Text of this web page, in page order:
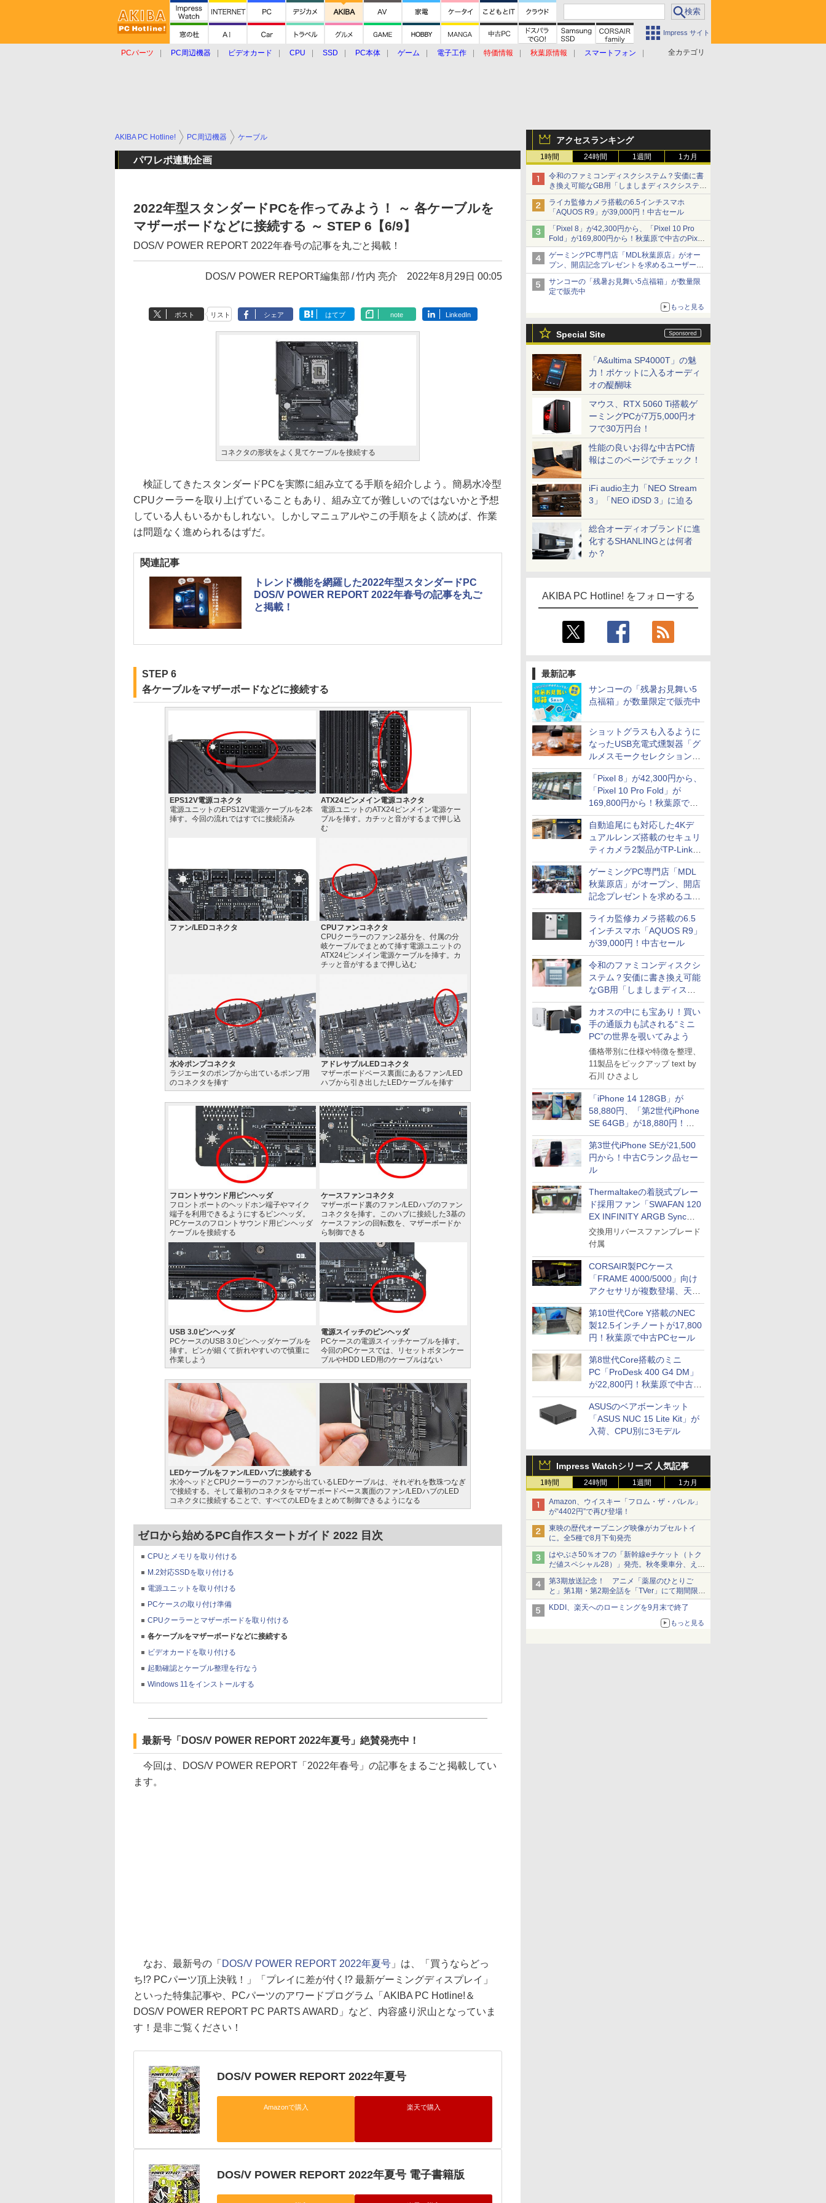
Impress サイト
全カテゴリ
PCパーツ PC周辺機器 ビデオカード CPU SSD PC本体 ゲーム 電子工作 特価情報 秋葉原情報
スマートフォン
アクセスランキング
1時間 24時間 1週間 1カ月
令和のファミコンディスクシステム？安価に書
き換え可能なGB用「しましまディスクシステ
ム」
ライカ監修カメラ搭載の6.5インチスマホ
「AQUOS R9」が39,000円！中古セール
「Pixel 8」が42,300円から、「Pixel 10 Pro
Fold」が169,800円から！秋葉原で中古のPixel
シリーズがお買い得
ゲーミングPC専門店「MDL秋葉原店」がオー
プン、開店記念プレゼントを求めるユーザーが
押し寄せ長蛇の列に
サンコーの「残暑お見舞い5点福箱」が数量限
定で販売中
もっと見る
Special Site
「A&ultima SP4000T」の魅
力！ポケットに入るオーディ
オの醍醐味
マウス、RTX 5060 Ti搭載ゲ
ーミングPCが7万5,000円オ
フで30万円台！
性能の良いお得な中古PC情
報はこのページでチェック！
iFi audio主力「NEO Stream
3」「NEO iDSD 3」に迫る
総合オーディオブランドに進
化するSHANLINGとは何者
か？
AKIBA PC Hotline! をフォローする
最新記事
サンコーの「残暑お見舞い5
点福箱」が数量限定で販売中
ショットグラスも入るように
なったUSB充電式燻製器「グ
ルメスモークセレクション
2」がサンコーから
「Pixel 8」が42,300円から、
「Pixel 10 Pro Fold」が
169,800円から！秋葉原で中
古のPixelシリーズがお買い得
自動追尾にも対応した4Kデ
ュアルレンズ搭載のセキュリ
ティカメラ2製品がTP-Linkか
ら
ゲーミングPC専門店「MDL
秋葉原店」がオープン、開店
記念プレゼントを求めるユー
ザーが押し寄せ長蛇の列に
ライカ監修カメラ搭載の6.5
インチスマホ「AQUOS R9」
が39,000円！中古セール
令和のファミコンディスクシ
ステム？安価に書き換え可能
なGB用「しましまディスク
システム」
カオスの中にも宝あり！買い
手の通販力も試される“ミニ
PC”の世界を覗いてみよう
価格帯別に仕様や特徴を整理、
11製品をピックアップ text by
石川 ひさよし
「iPhone 14 128GB」が
58,880円、「第2世代iPhone
SE 64GB」が18,880円！中
古Bランク品セール
第3世代iPhone SEが21,500
円から！中古Cランク品セー
ル
Thermaltakeの着脱式ブレー
ド採用ファン「SWAFAN 120
EX INFINITY ARGB Sync」
に単品パッケージ
交換用リバースファンブレード
付属
CORSAIR製PCケース
「FRAME 4000/5000」向け
アクセサリが複数登場、天然
木製パネルや背面コネクタ対
応トレイなど
第10世代Core Y搭載のNEC
製12.5インチノートが17,800
円！秋葉原で中古PCセール
第8世代Core搭載のミニ
PC「ProDesk 400 G4 DM」
が22,800円！秋葉原で中古
PCセール
ASUSのベアボーンキット
「ASUS NUC 15 Lite Kit」が
入荷、CPU別に3モデル
Impress Watchシリーズ 人気記事
1時間 24時間 1週間 1カ月
Amazon、ウイスキー「フロム・ザ・バレル」
が“4402円”で再び登場！
東映の歴代オープニング映像がカプセルトイ
に。全5種で8月下旬発売
はやぶさ50％オフの「新幹線eチケット（トク
だ値スペシャル28）」発売。秋冬乗車分、えき
ねっと限定
第3期放送記念！ アニメ「薬屋のひとりご
と」第1期・第2期全話を「TVer」にて期間限定
で順次無料配信開始
KDDI、楽天へのローミングを9月末で終了
もっと見る
AKIBA PC Hotline! PC周辺機器 ケーブル
パワレポ連動企画
2022年型スタンダードPCを作ってみよう！ ～ 各ケーブルを
マザーボードなどに接続する ～ STEP 6【6/9】
DOS/V POWER REPORT 2022年春号の記事を丸ごと掲載！
DOS/V POWER REPORT編集部 竹内 亮介 2022年8月29日 00:05
ポスト リスト シェア はてブ note LinkedIn
コネクタの形状をよく見てケーブルを接続する
検証してきたスタンダードPCを実際に組み立てる手順を紹介しよう。簡易水冷型
CPUクーラーを取り上げていることもあり、組み立てが難しいのではないかと予想
している人もいるかもしれない。しかしマニュアルやこの手順をよく読めば、作業
は問題なく進められるはずだ。
関連記事
トレンド機能を網羅した2022年型スタンダードPC
DOS/V POWER REPORT 2022年春号の記事を丸ご
と掲載！
STEP 6
各ケーブルをマザーボードなどに接続する
EPS12V電源コネクタ
電源ユニットのEPS12V電源ケーブルを2本
挿す。今回の流れではすでに接続済み
ATX24ピンメイン電源コネクタ
電源ユニットのATX24ピンメイン電源ケー
ブルを挿す。カチッと音がするまで押し込
む
ファン/LEDコネクタ
CPUファンコネクタ
CPUクーラーのファン2基分を、付属の分
岐ケーブルでまとめて挿す電源ユニットの
ATX24ピンメイン電源ケーブルを挿す。カ
チッと音がするまで押し込む
水冷ポンプコネクタ
ラジエータのポンプから出ているポンプ用
のコネクタを挿す
アドレサブルLEDコネクタ
マザーボードベース裏面にあるファン/LED
ハブから引き出したLEDケーブルを挿す
フロントサウンド用ピンヘッダ
フロントポートのヘッドホン端子やマイク
端子を利用できるようにするピンヘッダ。
PCケースのフロントサウンド用ピンヘッダ
ケーブルを接続する
ケースファンコネクタ
マザーボード裏のファン/LEDハブのファン
コネクタを挿す。このハブに接続した3基の
ケースファンの回転数を、マザーボードか
ら制御できる
USB 3.0ピンヘッダ
PCケースのUSB 3.0ピンヘッダケーブルを
挿す。ピンが細くて折れやすいので慎重に
作業しよう
電源スイッチのピンヘッダ
PCケースの電源スイッチケーブルを挿す。
今回のPCケースでは、リセットボタンケー
ブルやHDD LED用のケーブルはない
LEDケーブルをファン/LEDハブに接続する
水冷ヘッドとCPUクーラーのファンから出ているLEDケーブルは、それぞれを数珠つなぎ
で接続する。そして最初のコネクタをマザーボードベース裏面のファン/LEDハブのLED
コネクタに接続することで、すべてのLEDをまとめて制御できるようになる
ゼロから始めるPC自作スタートガイド 2022 目次
CPUとメモリを取り付ける
M.2対応SSDを取り付ける
電源ユニットを取り付ける
PCケースの取り付け準備
CPUクーラーとマザーボードを取り付ける
各ケーブルをマザーボードなどに接続する
ビデオカードを取り付ける
起動確認とケーブル整理を行なう
Windows 11をインストールする
最新号「DOS/V POWER REPORT 2022年夏号」絶賛発売中！
今回は、DOS/V POWER REPORT「2022年春号」の記事をまるごと掲載してい
ます。
なお、最新号の「 DOS/V POWER REPORT 2022年夏号 」は、「買うならどっ
ち!? PCパーツ頂上決戦！」「プレイに差が付く!? 最新ゲーミングディスプレイ」
といった特集記事や、PCパーツのアワードプログラム「AKIBA PC Hotline!＆
DOS/V POWER REPORT PC PARTS AWARD」など、内容盛り沢山となっていま
す！是非ご覧ください！
DOS/V POWER REPORT 2022年夏号
Amazonで購入 楽天で購入
DOS/V POWER REPORT 2022年夏号 電子書籍版